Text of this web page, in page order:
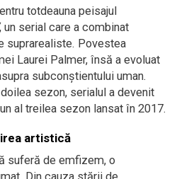
totdeauna peisajul
, un serial care a combinat
suprarealiste. Povestea
Laurei Palmer, însă a evoluat
subconștientului uman.
sezon, serialul a devenit
al treilea sezon lansat în 2017.
artistică
suferă de emfizem, o